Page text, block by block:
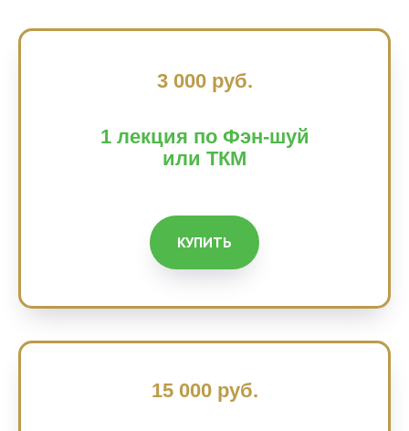
3 000 руб.
1 лекция по Фэн-шуй
или ТКМ
КУПИТЬ
15 000 руб.